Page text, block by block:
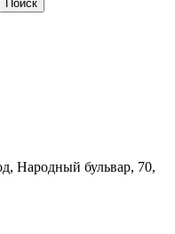
Народный бульвар, 70,